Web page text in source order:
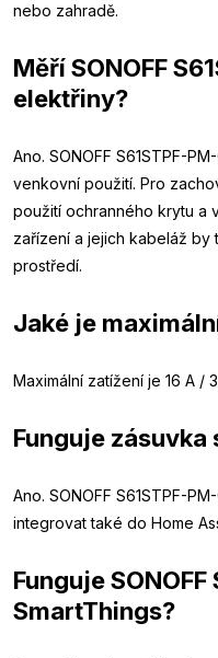
nebo zahradě.
Měří SONOFF
elektřiny?
Ano. SONOFF S61STPF-
venkovní použití. Pro
použití ochranného krytu a
zařízení a jejich kabeláž
prostředí.
Jaké je
Maximální zatížení je 16 A /
Funguje zásuvka
Ano. SONOFF S61STPF-
integrovat také do Home
Funguje
SmartThings?